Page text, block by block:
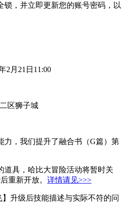
锁，并立即更新您的账号密码，以
2月21 日 11:00
区狮子城
力，我们提升了融合书（G篇）第
道具，哈比大冒险活动将暂时关
重新开放。 详情请见>>>
升级后技能描述与实际不符的问